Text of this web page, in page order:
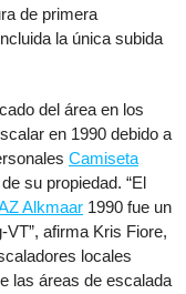
de primera
la única subida
del área en los
en 1990 debido a
Camiseta
su propiedad. “El
Alkmaar 1990 fue un
afirma Kris Fiore,
locales
las áreas de escalada